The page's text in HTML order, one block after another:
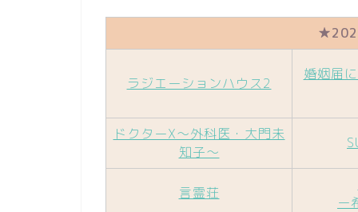
ラジエーションハウス2
婚姻届
ドクターX～外科医・大門未
知子～
言霊荘
ー